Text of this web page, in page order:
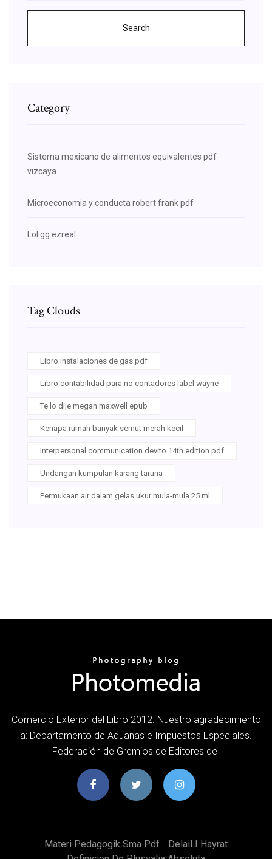
Search
Category
Sistema mexicano de alimentos equivalentes pdf
vizcaya
Microeconomia y conducta robert frank pdf
Lol gg ezreal
Tag Clouds
Libro instalaciones de gas pdf
Libro contabilidad para no contadores label wayne
Te lo dije megan maxwell epub
Kenapa rumah banyak semut merah kecil
Interpersonal communication devito 14th edition pdf
Undangan kumpulan karang taruna
Permukaan air dalam gelas ukur mula-mula 25 ml
Comercio Exterior del Libro 2012. Nuestro agradecimiento
a: Departamento de Aduanas e Impuestos Especiales.
Federación de Gremios de Editores de
Materi Pedagogik Sma Pdf
Delail I Hayrat